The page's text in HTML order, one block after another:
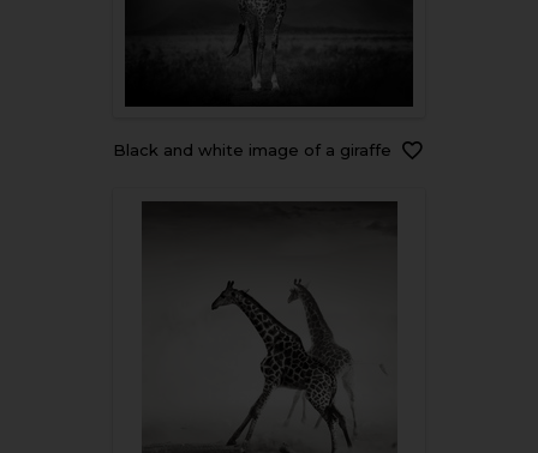
Black and white image of a giraffe